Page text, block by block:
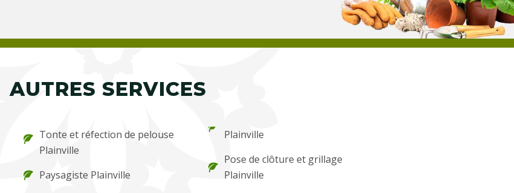
AUTRES SERVICES
Tonte et réfection de pelouse
Plainville
Paysagiste Plainville
Plainville
Pose de clôture et grillage
Plainville